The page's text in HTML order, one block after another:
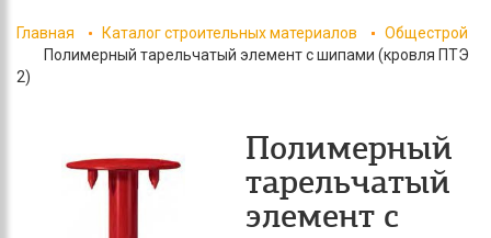
Главная Каталог строительных материалов
Общестрой
Полимерный тарельчатый элемент с шипами (кровля ПТЭ
2)
Полимерный
тарельчатый
элемент с